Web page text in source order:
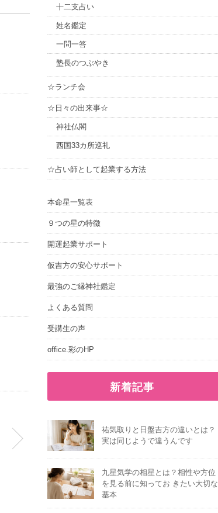
十二支占い
姓名鑑定
一問一答
塾長のつぶやき
☆ランチ会
☆日々の出来事☆
神社仏閣
西国33カ所巡礼
☆占い師として起業する方法
本命星一覧表
９つの星の特徴
開運起業サポート
仮吉方の安心サポート
最強のご縁神社鑑定
よくある質問
受講生の声
office.彩のHP
新着記事
祐気取りと日盤吉方の違いとは？
実は同じようで違うんです
九星気学の相星とは？相性や方位
を見る前に知ってお きたい大切な
基本